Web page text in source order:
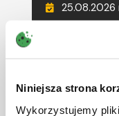
Niniejsza strona
Wykorzystujemy
25.08.2026
oraz inne